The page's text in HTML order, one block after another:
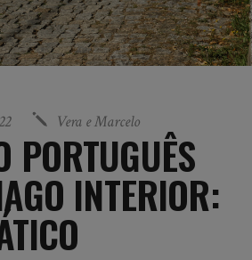
Vera e Marcelo
PORTUGUÊS
INTERIOR: